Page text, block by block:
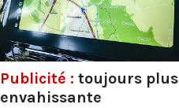
Publicité : toujours plus
envahissante